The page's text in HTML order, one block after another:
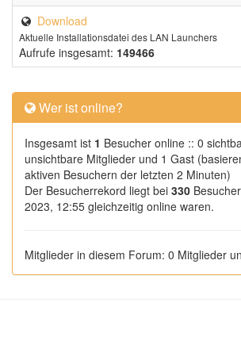
Download
Aktuelle Installationsdatei des LAN Launchers
Aufrufe insgesamt: 149466
Wer ist online?
Insgesamt ist 1 Besucher online :: 0
unsichtbare Mitglieder und 1 Gast
aktiven Besuchern der letzten 2 Minuten)
Der Besucherrekord liegt bei 330
2023, 12:55 gleichzeitig online waren.
Mitglieder in diesem Forum: 0 Mitglieder